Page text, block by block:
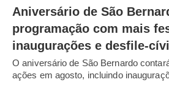
Aniversário de São
programação com mais
inaugurações e desfile-
O aniversário de São Bernardo
ações em agosto, incluindo